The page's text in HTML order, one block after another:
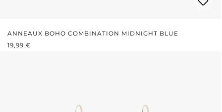
ANNEAUX BOHO COMBINATION MIDNIGHT BLUE
PRIX RÉGULIER :
19,99 €